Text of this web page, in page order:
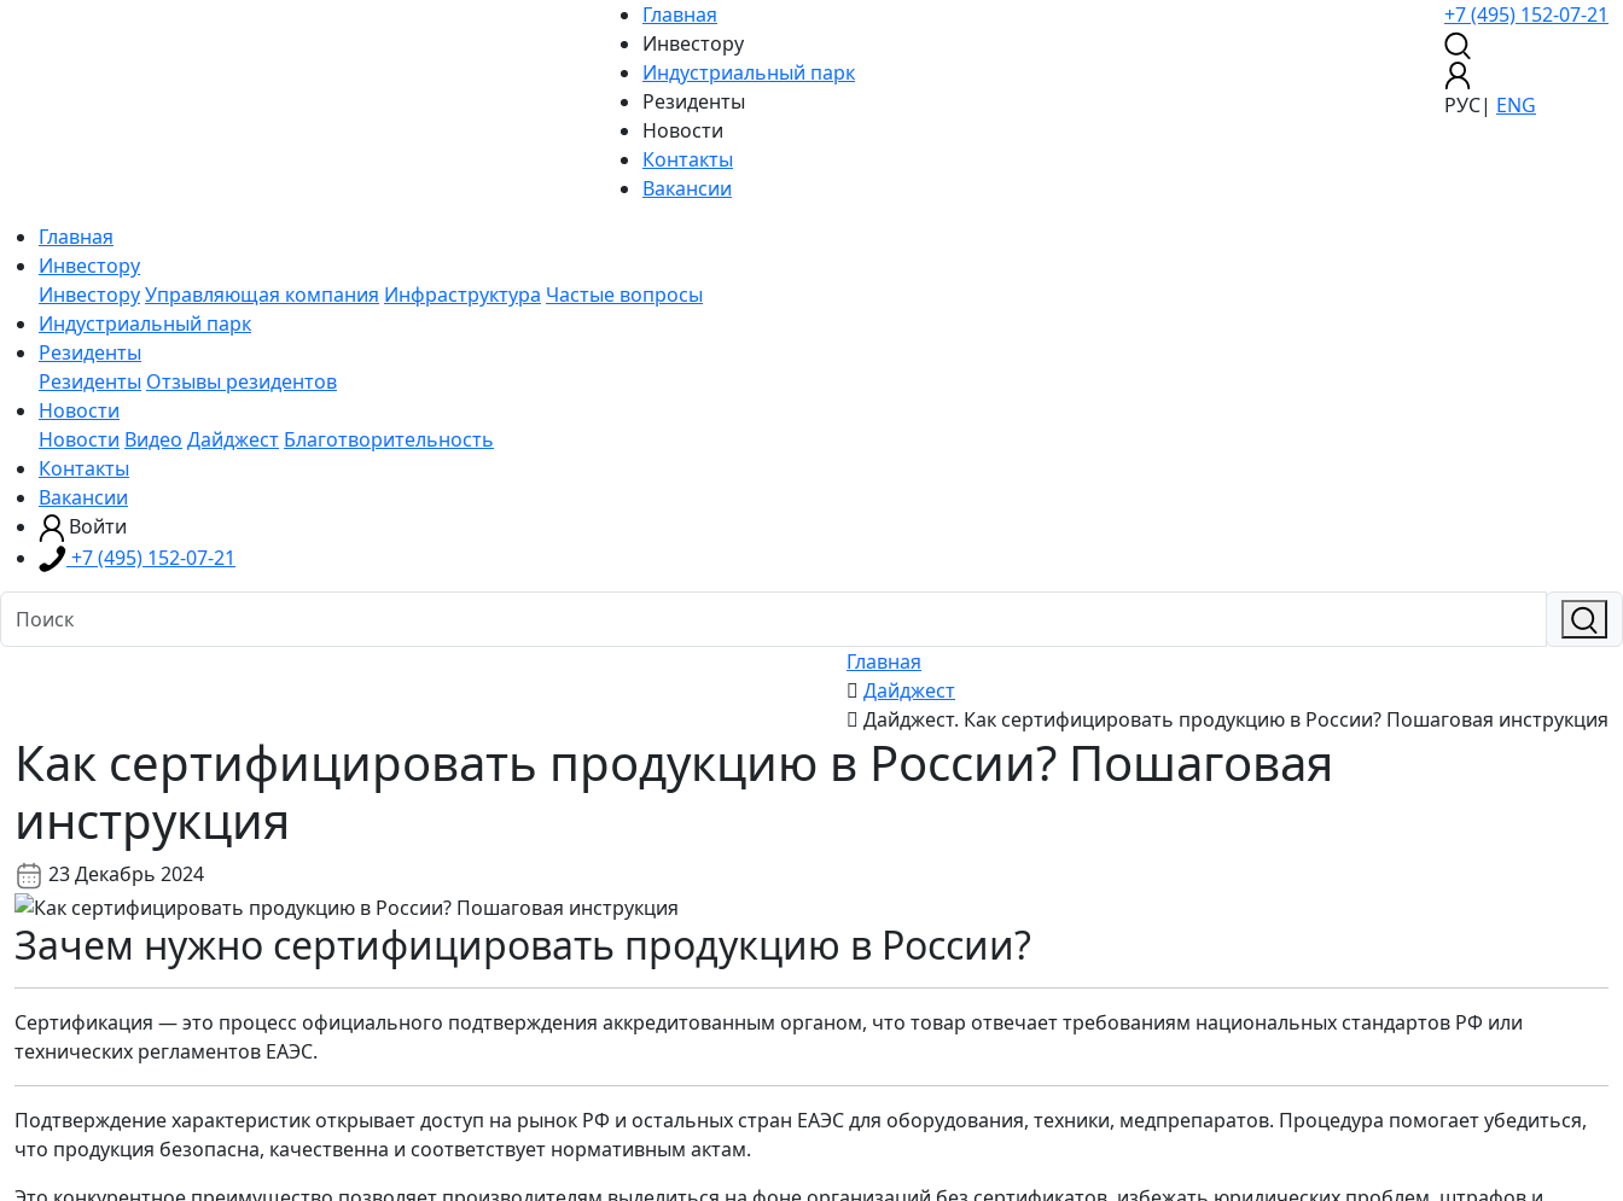
Главная
Инвестору
Индустриальный парк
Резиденты
Новости
Контакты
Вакансии
+7 (495) 152-07-21
РУС| ENG
Главная
Инвестору
ИнвесторуУправляющая компания Инфраструктура Частые вопросы
Индустриальный парк
Резиденты
Резиденты Отзывы резидентов
Новости
Новости Видео Дайджест Благотворительность
Контакты
Вакансии
Войти
+7 (495) 152-07-21
Главная
Дайджест
Дайджест. Как сертифицировать продукцию в России? Пошаговая инструкция
Как сертифицировать продукцию в России? Пошаговая
инструкция
23 Декабрь 2024
Зачем нужно сертифицировать продукцию в России?
Сертификация — это процесс официального подтверждения аккредитованным органом, что товар отвечает требованиям национальных стандартов РФ или
технических регламентов ЕАЭС.
Подтверждение характеристик открывает доступ на рынок РФ и остальных стран ЕАЭС для оборудования, техники, медпрепаратов. Процедура помогает убедиться,
что продукция безопасна, качественна и соответствует нормативным актам.